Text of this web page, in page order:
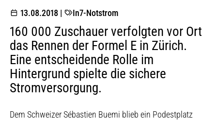
13.08.2018 | In7-Notstrom
160 000 Zuschauer verfolgten vor Ort
das Rennen der Formel E in Zürich.
Eine entscheidende Rolle im
Hintergrund spielte die sichere
Stromversorgung.
Dem Schweizer Sébastien Buemi blieb ein Podestplatz